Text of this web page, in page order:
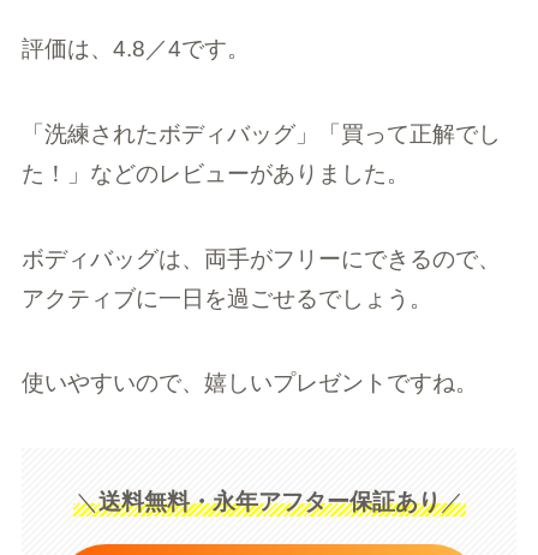
評価は、4.8／4です。
「洗練されたボディバッグ」「買って正解でし
た！」などのレビューがありました。
ボディバッグは、両手がフリーにできるので、
アクティブに一日を過ごせるでしょう。
使いやすいので、嬉しいプレゼントですね。
＼送料無料・永年アフター保証あり／